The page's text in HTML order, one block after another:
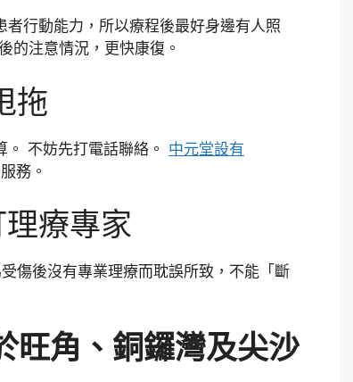
行動能力，所以療程後最好身邊有人照
的注意情況，更快康復。
拖
不妨先打電話聯絡。 中元堂設有
務。
療專家
傷後沒有專業理療而耽誤所致，不能「斷
旺角、銅鑼灣及尖沙